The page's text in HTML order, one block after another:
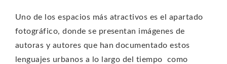
Uno de los espacios más atractivos es el apartado
fotográfico, donde se presentan imágenes de
autoras y autores que han documentado estos
lenguajes urbanos a lo largo del tiempo como